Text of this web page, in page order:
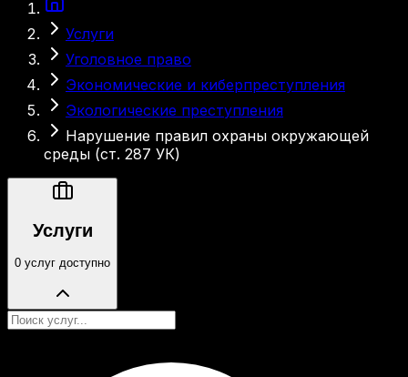
Услуги
Уголовное право
Экономические и киберпреступления
Экологические преступления
Нарушение правил охраны окружающей
среды (ст. 287 УК)
Услуги
0 услуг доступно